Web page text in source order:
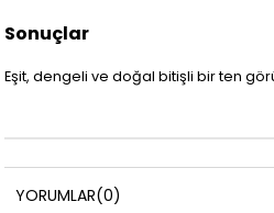
Sonuçlar
Eşit, dengeli ve doğal bitişli bir ten
YORUMLAR(0)